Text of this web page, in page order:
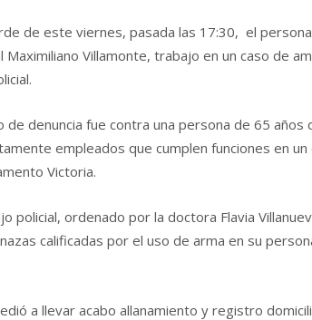
de este viernes, pasada las 17:30, el
Maximiliano Villamonte, trabajo en un caso de
de denuncia fue contra una persona de 65
empleados que cumplen funciones en
Victoria.
policial, ordenado por la doctora Flavia
calificadas por el uso de arma en su
a llevar acabo allanamiento y registro